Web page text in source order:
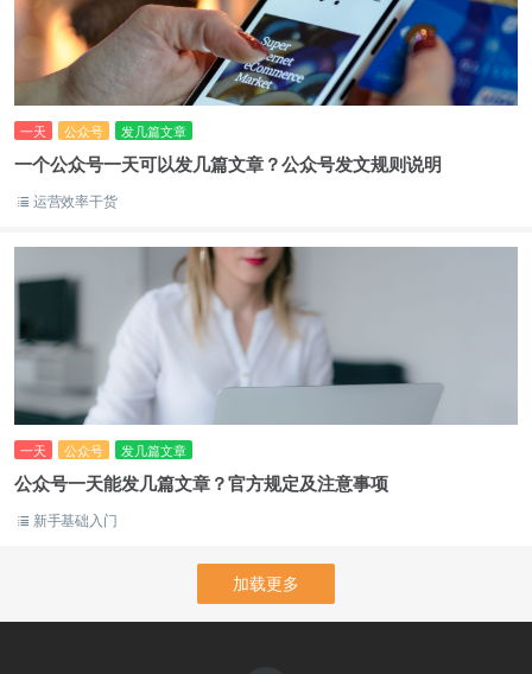
一天 公众号 发几篇文章
一个公众号一天可以发几篇文章？公众号发文规则说明
运营效率干货
一天 公众号 发几篇文章
公众号一天能发几篇文章？官方规定及注意事项
新手基础入门
加载更多